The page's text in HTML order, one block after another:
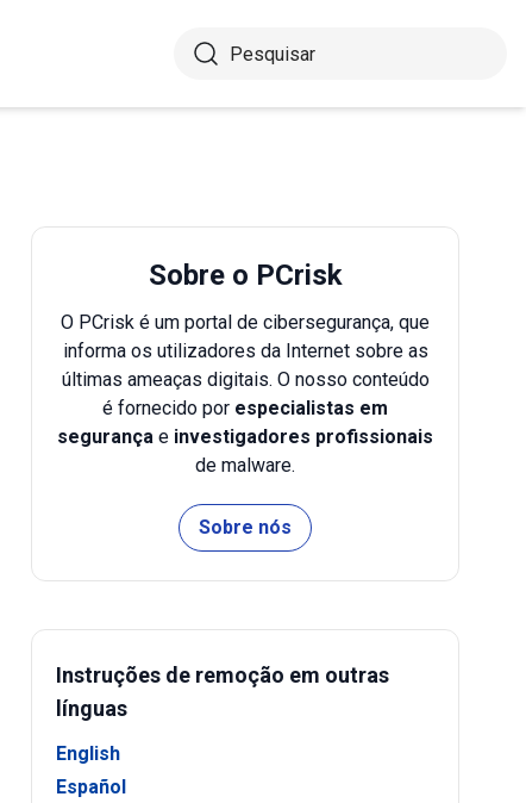
Sobre o PCrisk
O PCrisk é um portal de cibersegurança, que
informa os utilizadores da Internet sobre as
últimas ameaças digitais. O nosso conteúdo
é fornecido por especialistas em
segurança e investigadores profissionais
de malware.
Sobre nós
Instruções de remoção em outras
línguas
English
Español